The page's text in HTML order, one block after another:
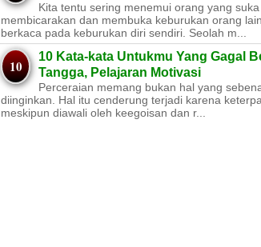
Kita tentu sering menemui orang yang suka
membicarakan dan membuka keburukan orang
berkaca pada keburukan diri sendiri. Seolah m...
10 Kata-kata Untukmu Yang Gagal
Tangga, Pelajaran Motivasi
Perceraian memang bukan hal yang
diinginkan. Hal itu cenderung terjadi karena
meskipun diawali oleh keegoisan dan r...